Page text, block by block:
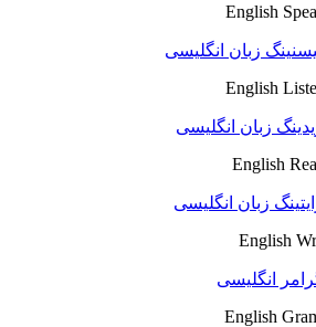
English
زبان انگلیسی
English
زبان انگلیسی
English
زبان انگلیسی
English
انگلیسی
English